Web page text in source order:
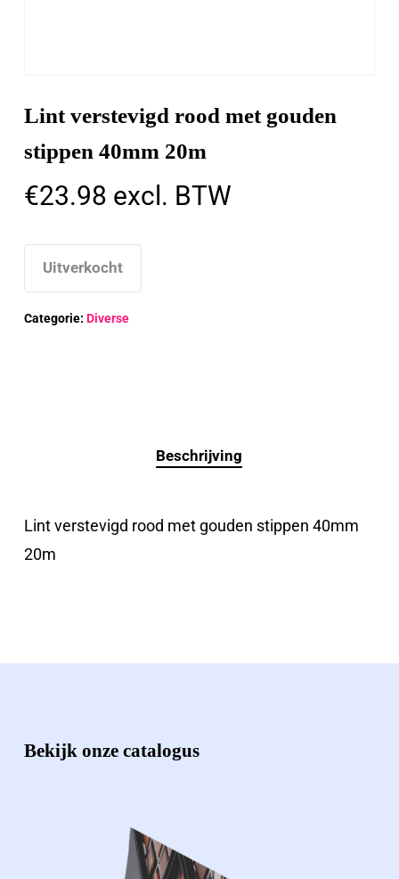
Lint verstevigd rood met gouden
stippen 40mm 20m
€23.98 excl. BTW
Uitverkocht
Categorie: Diverse
Beschrijving
Lint verstevigd rood met gouden stippen 40mm
20m
Bekijk onze catalogus